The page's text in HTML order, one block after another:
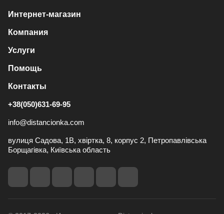
Интернет-магазин
Компания
Услуги
Помощь
Контакты
+38(050)631-69-95
info@distancionka.com
вулиця Садова, 1В, хвіртка, 8, корпус 2, Петропавлівська
Борщагівка, Київська область